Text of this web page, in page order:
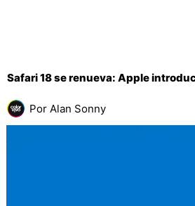
Safari 18 se renueva: Apple
Por Alan Sonny